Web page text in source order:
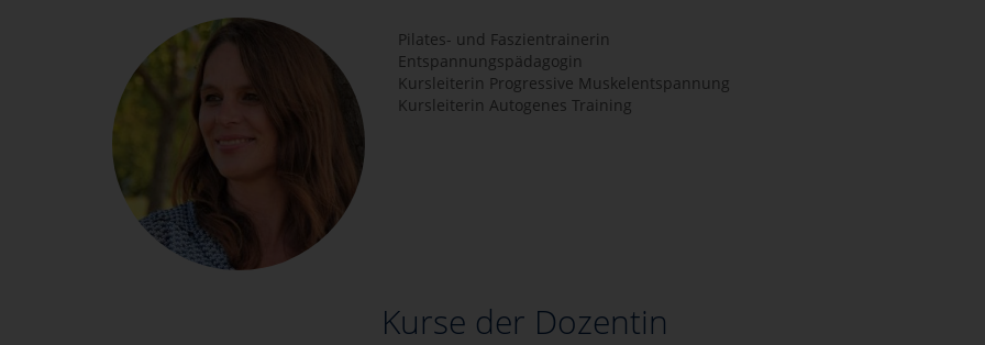
Pilates- und Faszientrainerin
Entspannungspädagogin
Kursleiterin Progressive Muskelentspannung
Kursleiterin Autogenes Training
Kurse der Dozentin